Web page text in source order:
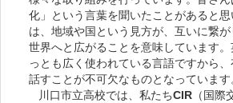
化」という言葉を聞いたことがあると
は、地域や国という見方が、互いに繋
世界へと広がることを意味しています
っとも広く使われている言語ですから
話すことが不可欠なものとなっています
川口市立高校では、私たちCIR （国際